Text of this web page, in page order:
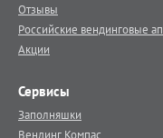
Отзывы
Российские вендинговые
Акции
Сервисы
Заполняшки
Вендинг.Компас